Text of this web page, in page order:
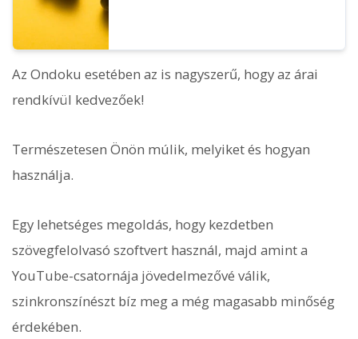
Az Ondoku esetében az is nagyszerű, hogy az árai
rendkívül kedvezőek!
Természetesen Önön múlik, melyiket és hogyan
használja.
Egy lehetséges megoldás, hogy kezdetben
szövegfelolvasó szoftvert használ, majd amint a
YouTube-csatornája jövedelmezővé válik,
szinkronszínészt bíz meg a még magasabb minőség
érdekében.